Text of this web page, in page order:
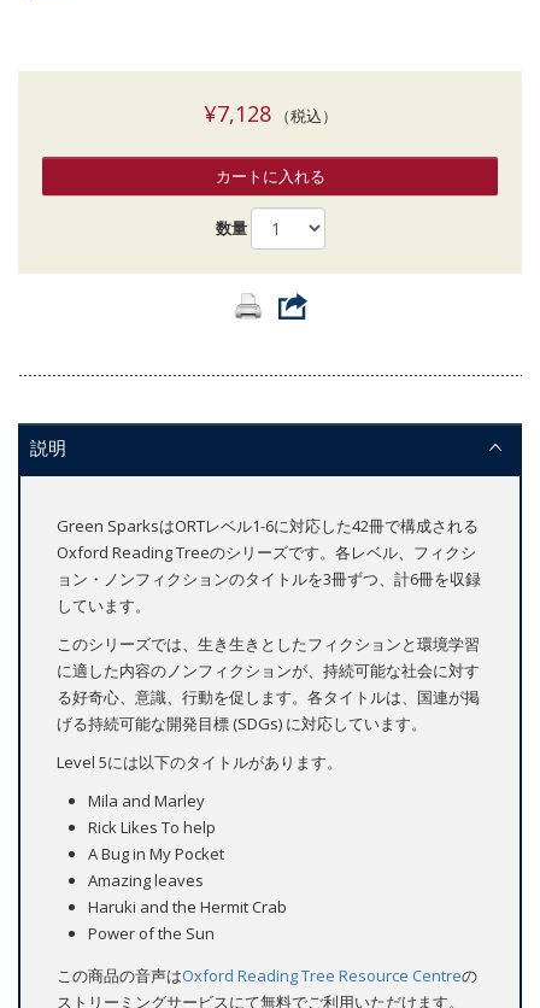
¥7,128（税込）
カートに入れる
数量
説明
Green SparksはORTレベル1-6に対応した42冊で構成される
Oxford Reading Treeのシリーズです。各レベル、フィクシ
ョン・ノンフィクションのタイトルを3冊ずつ、計6冊を収録
しています。
このシリーズでは、生き生きとしたフィクションと環境学習
に適した内容のノンフィクションが、持続可能な社会に対す
る好奇心、意識、行動を促します。各タイトルは、国連が掲
げる持続可能な開発目標 (SDGs) に対応しています。
Level 5には以下のタイトルがあります。
Mila and Marley
Rick Likes To help
A Bug in My Pocket
Amazing leaves
Haruki and the Hermit Crab
Power of the Sun
この商品の音声はOxford Reading Tree Resource Centreの
ストリーミングサービスにて無料でご利用いただけます。